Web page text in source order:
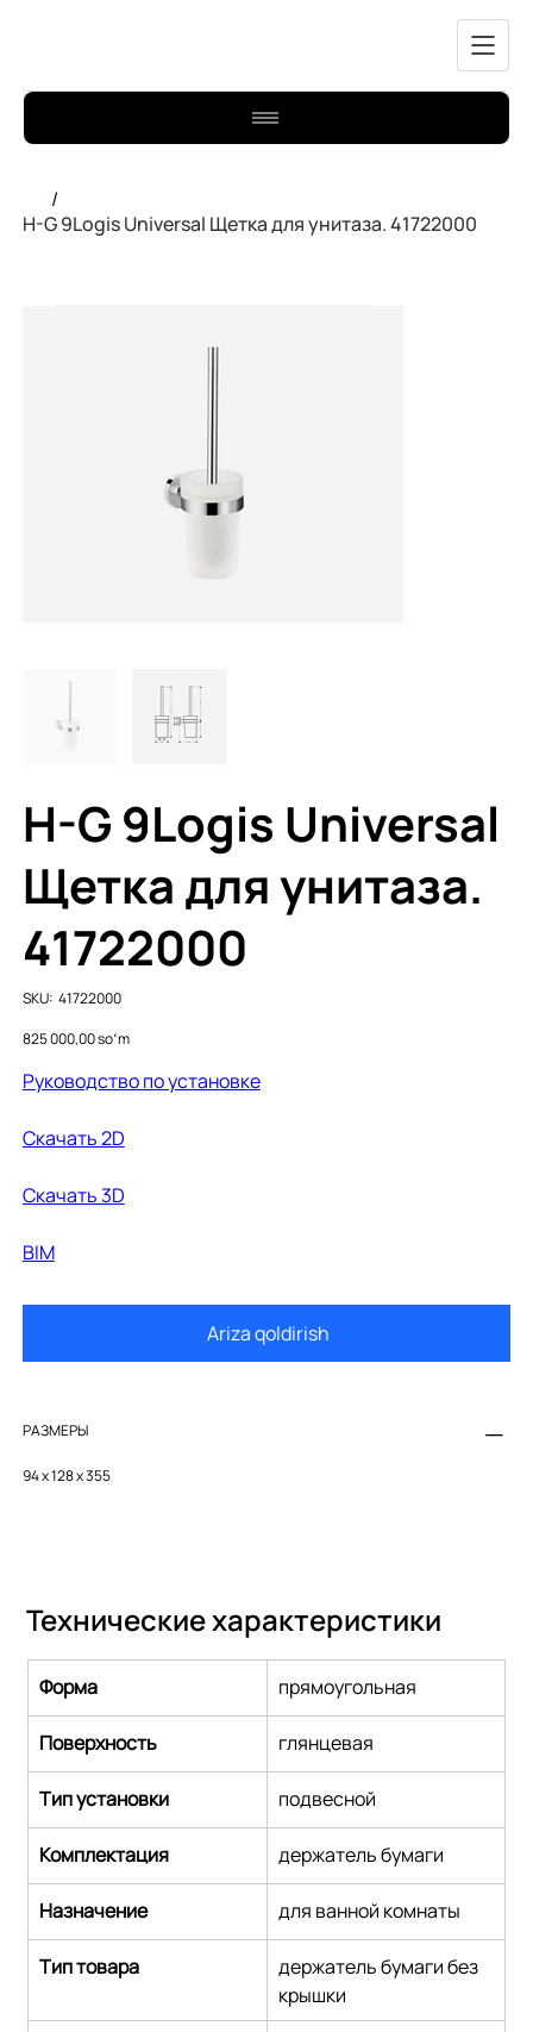
/
H-G 9Logis Universal Щетка для унитаза. 41722000
H-G 9Logis Universal
Щетка для унитаза.
41722000
SKU:
SKU
41722000
41722000
Price
825 000,00 soʻm
Руководство по установке
Cкачать 2D
Cкачать 3D
BIM
Ariza qoldirish
РАЗМЕРЫ
94 x 128 x 355
Технические характеристики
Форма прямоугольная
Поверхность глянцевая
Тип установки подвесной
Комплектация держатель бумаги
Назначение для ванной комнаты
Тип товара
держатель бумаги без
крышки